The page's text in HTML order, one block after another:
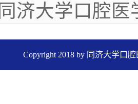
同济大学口腔
Copyright 2018 by 同济大学口